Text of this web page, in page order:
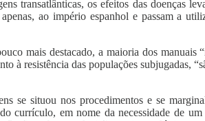
transatlânticas, os efeitos das doenças
ao império espanhol e passam a
mais destacado, a maioria dos manuais
à resistência das populações subjugadas,
se situou nos procedimentos e se
currículo, em nome da necessidade de